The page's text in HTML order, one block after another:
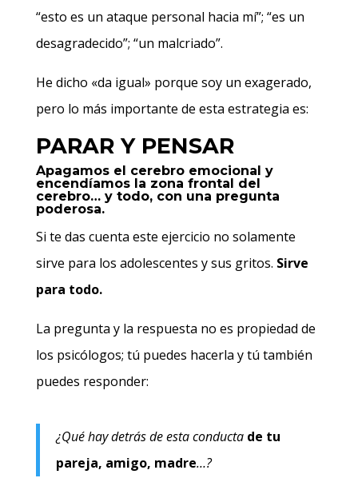
“esto es un ataque personal hacia mí”; “es un
desagradecido”; “un malcriado”.
He dicho «da igual» porque soy un exagerado,
pero lo más importante de esta estrategia es:
PARAR Y PENSAR
Apagamos el cerebro emocional y
encendíamos la zona frontal del
cerebro… y todo, con una pregunta
poderosa.
Si te das cuenta este ejercicio no solamente
sirve para los adolescentes y sus gritos. Sirve
para todo.
La pregunta y la respuesta no es propiedad de
los psicólogos; tú puedes hacerla y tú también
puedes responder:
¿Qué hay detrás de esta conducta de tu
pareja, amigo, madre…?